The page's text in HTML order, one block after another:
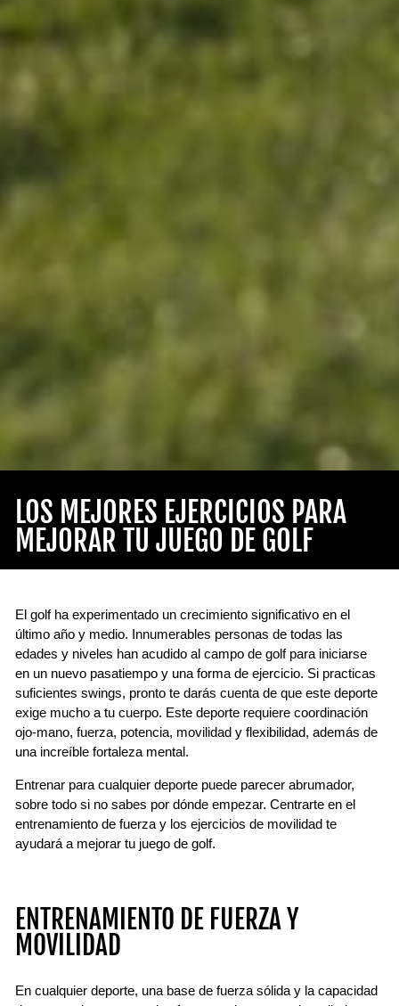
LOS MEJORES EJERCICIOS PARA
MEJORAR TU JUEGO DE GOLF
El golf ha experimentado un crecimiento significativo en el
último año y medio. Innumerables personas de todas las
edades y niveles han acudido al campo de golf para iniciarse
en un nuevo pasatiempo y una forma de ejercicio. Si practicas
suficientes swings, pronto te darás cuenta de que este deporte
exige mucho a tu cuerpo. Este deporte requiere coordinación
ojo-mano, fuerza, potencia, movilidad y flexibilidad, además de
una increíble fortaleza mental.
Entrenar para cualquier deporte puede parecer abrumador,
sobre todo si no sabes por dónde empezar. Centrarte en el
entrenamiento de fuerza y ​​los ejercicios de movilidad te
ayudará a mejorar tu juego de golf.
ENTRENAMIENTO DE FUERZA Y ​​
MOVILIDAD
En cualquier deporte, una base de fuerza sólida y la capacidad